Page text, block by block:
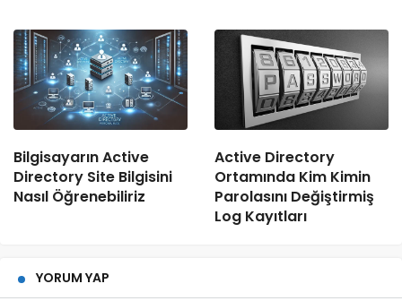
Bilgisayarın Active
Directory Site Bilgisini
Nasıl Öğrenebiliriz
Active Directory
Ortamında Kim Kimin
Parolasını Değiştirmiş
Log Kayıtları
YORUM YAP